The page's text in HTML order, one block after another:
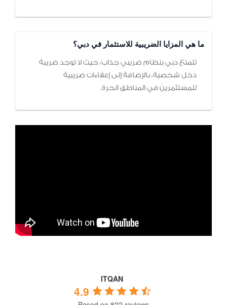
ما هي المزايا الضريبية للاستثمار في دبي؟
تتمتع دبي بنظام ضريبي جذاب، حيث لا توجد ضريبة
دخل شخصية، بالإضافة إلى إعفاءات ضريبية
للمستثمرين في المناطق الحرة.
ITQAN
4.9